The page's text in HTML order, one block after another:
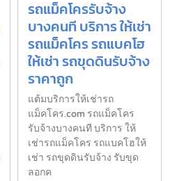
รถแม็คโครรับจ้าง
บางคนที บริการ ให้เช่า
รถแม็คโคร รถแบคโฮ
ให้เช่า รถขุดดินรับจ้าง
ราคาถูก
แต้มบริการให้เช่ารถ
แม็คโคร.com รถแม็คโคร
รับจ้างบางคนที บริการ ให้
เช่ารถแม็คโคร รถแบคโฮให้
เช่า รถขุดดินรับจ้าง รับขุด
ลอกค